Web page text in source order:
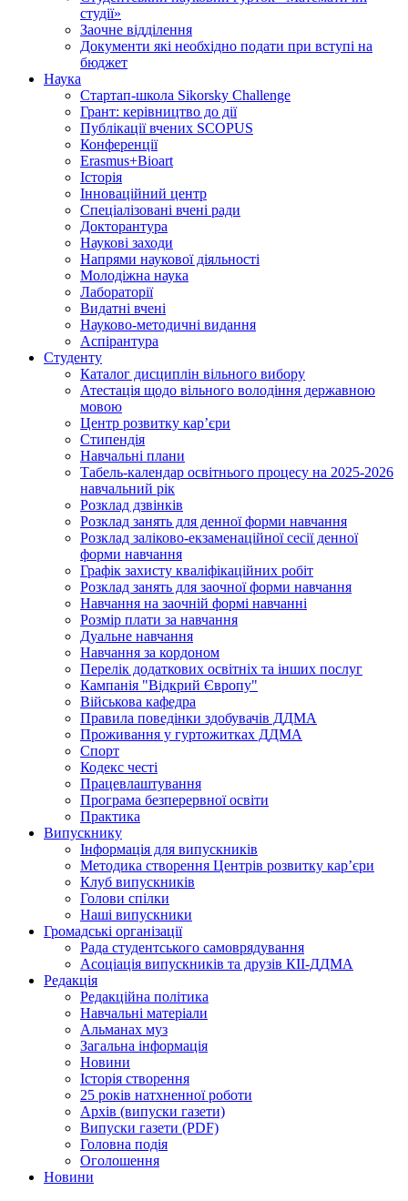
студії»
Заочне відділення
Документи які необхідно подати при вступі на
бюджет
Наука
Стартап-школа Sikorsky Challenge
Грант: керівництво до дії
Публікації вчених SCOPUS
Конференції
Erasmus+Bioart
Історія
Інноваційний центр
Спеціалізовані вчені ради
Докторантура
Наукові заходи
Напрями наукової діяльності
Молодіжна наука
Лабораторії
Видатні вчені
Науково-методичні видання
Аспірантура
Студенту
Каталог дисциплін вільного вибору
Атестація щодо вільного володіння державною
мовою
Центр розвитку кар’єри
Стипендія
Навчальні плани
Табель-календар освітнього процесу на 2025-2026
навчальний рік
Розклад дзвінків
Розклад занять для денної форми навчання
Розклад заліково-екзаменаційної сесії денної
форми навчання
Графік захисту кваліфікаційних робіт
Розклад занять для заочної форми навчання
Навчання на заочній формі навчанні
Розмір плати за навчання
Дуальне навчання
Навчання за кордоном
Перелік додаткових освітніх та інших послуг
Кампанія "Відкрий Європу"
Військова кафедра
Правила поведінки здобувачів ДДМА
Проживання у гуртожитках ДДМА
Спорт
Кодекс честі
Працевлаштування
Програма безперервної освіти
Практика
Випускнику
Інформація для випускників
Методика створення Центрів розвитку кар’єри
Клуб випускників
Голови спілки
Наші випускники
Громадські організації
Рада студентського самоврядування
Асоціація випускників та друзів КІІ-ДДМА
Редакція
Редакційна політика
Навчальні матеріали
Альманах муз
Загальна інформація
Новини
Історія створення
25 років натхненної роботи
Архів (випуски газети)
Випуски газети (PDF)
Головна подія
Оголошення
Новини